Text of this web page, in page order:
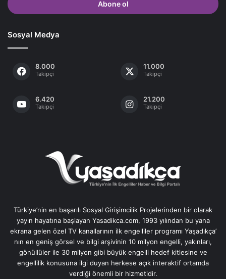
giriniz
Sosyal Medya
8.000
Takipçi
11.000
Takipçi
6.420
Takipçi
21.200
Takipçi
Türkiye’nin en başarılı Sosyal Girişimcilik Projelerinden bir olarak
yayın hayatına başlayan Yasadikca.com, 1993 yılından bu yana
ekrana gelen özel TV kanallarının ilk engelliler programı Yaşadıkça’
nın en geniş görsel ve bilgi arşivinin 10 milyon engelli, yakınları,
gönüllüler ile 30 milyon gibi büyük engelli hedef kitlesine ve
engellilik konusuna ilgi duyan herkese açık interaktif ortamda
verdiği önemli bir hizmetidir.